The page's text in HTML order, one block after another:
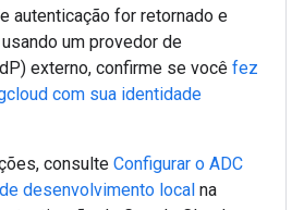
autenticação for retornado e
um provedor de
externo, confirme se você fez
com sua identidade
consulte Configurar o ADC
desenvolvimento local na